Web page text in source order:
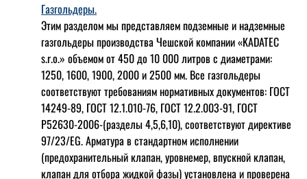
Газгольдеры.
Этим разделом мы представляем подземные и надземные
газгольдеры производства Чешской компании «KADATEC
s.r.o.» объемом от 450 до 10 000 литров с диаметрами:
1250, 1600, 1900, 2000 и 2500 мм. Все газгольдеры
соответствуют требованиям нормативных документов: ГОСТ
14249-89, ГОСТ 12.1.010-76, ГОСТ 12.2.003-91, ГОСТ
Р52630-2006-(разделы 4,5,6,10), соответствуют директиве
97/23/EG. Арматура в стандартном исполнении
(предохранительный клапан, уровнемер, впускной клапан,
клапан для отбора жидкой фазы) установлена и проверена